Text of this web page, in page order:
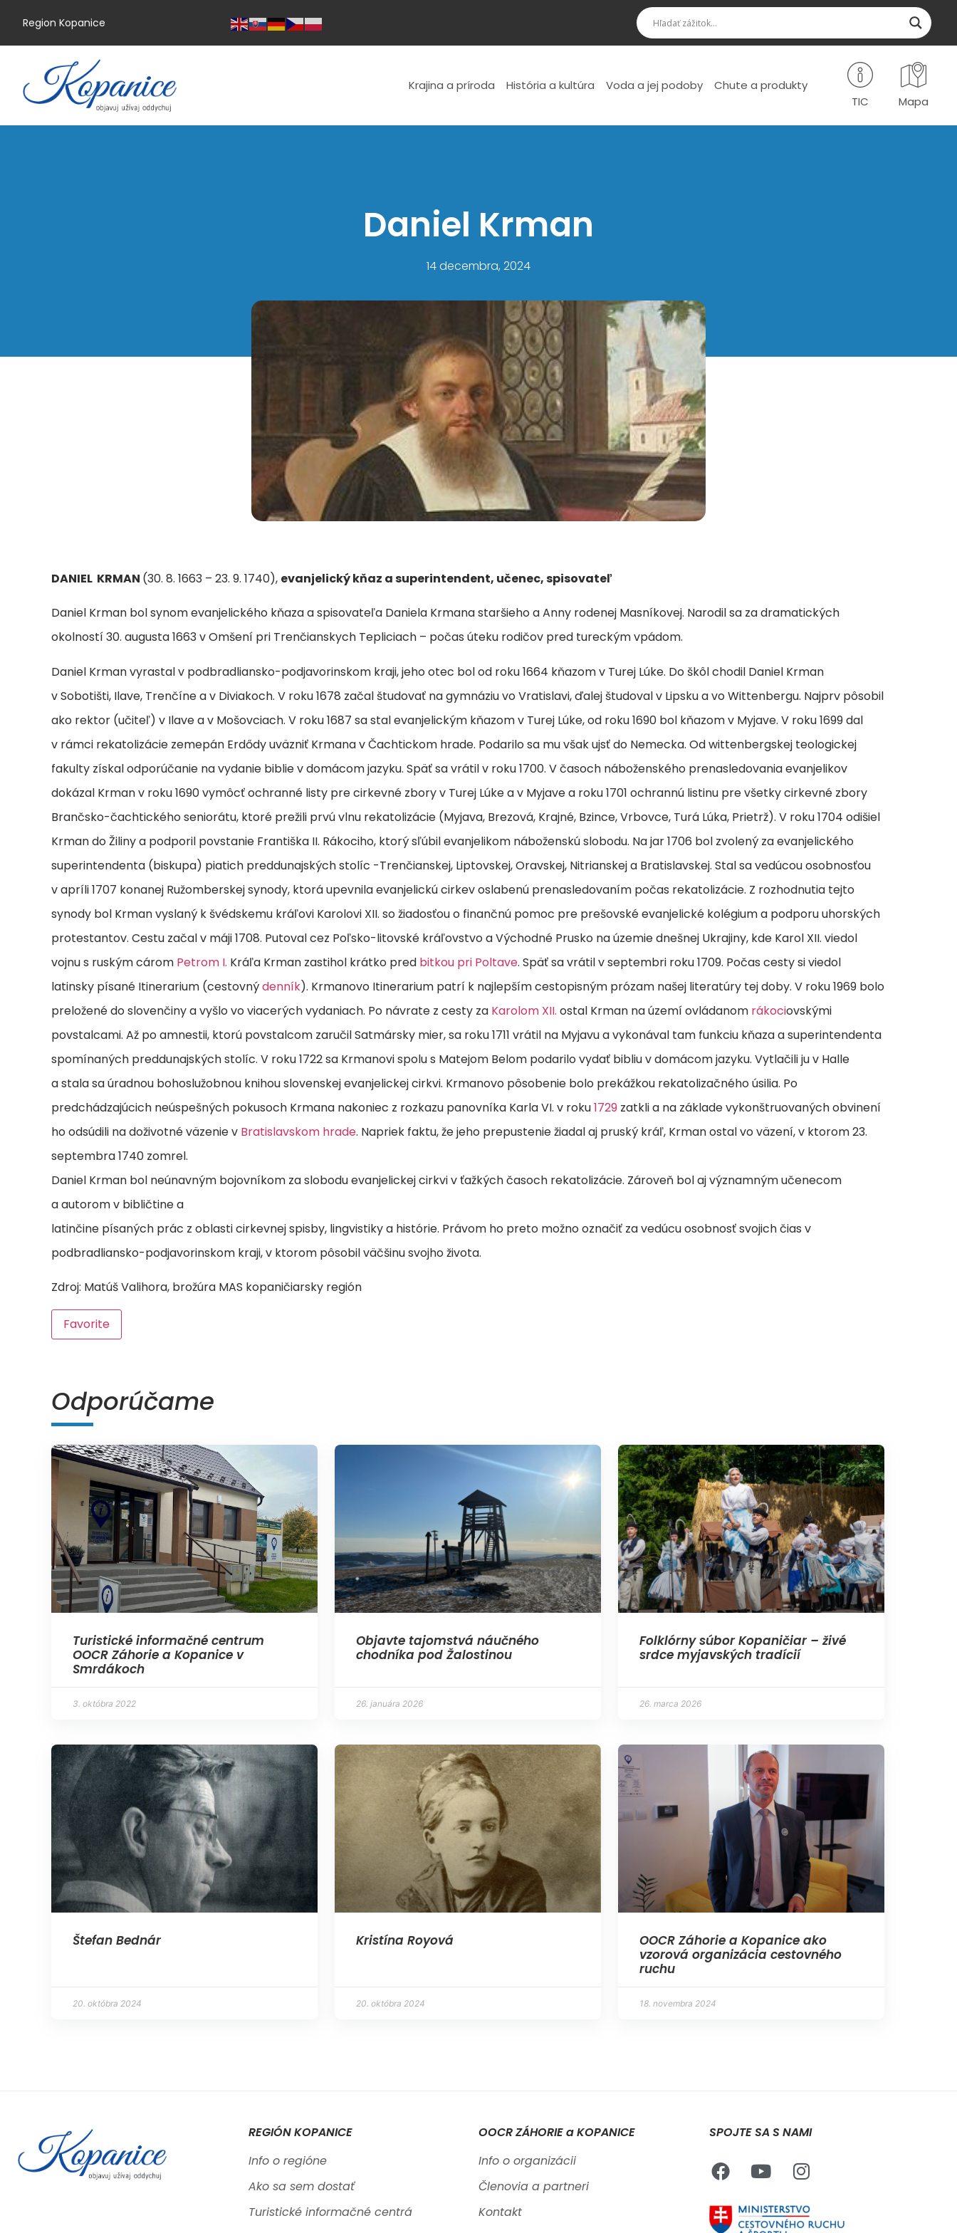
Region Kopanice
Krajina a príroda História a kultúra Voda a jej podoby
Chute a produkty
TIC
Mapa
Daniel Krman
14 decembra, 2024
DANIEL KRMAN (30. 8. 1663 – 23. 9. 1740), evanjelický kňaz a superintendent, učenec, spisovateľ
Daniel Krman bol synom evanjelického kňaza a spisovateľa Daniela Krmana staršieho a Anny rodenej Masníkovej. Narodil sa za dramatických
okolností 30. augusta 1663 v Omšení pri Trenčianskych Tepliciach – počas úteku rodičov pred tureckým vpádom.
Daniel Krman vyrastal v podbradliansko-podjavorinskom kraji, jeho otec bol od roku 1664 kňazom v Turej Lúke. Do škôl chodil Daniel Krman
v Sobotišti, Ilave, Trenčíne a v Diviakoch. V roku 1678 začal študovať na gymnáziu vo Vratislavi, ďalej študoval v Lipsku a vo Wittenbergu. Najprv pôsobil
ako rektor (učiteľ) v Ilave a v Mošovciach. V roku 1687 sa stal evanjelickým kňazom v Turej Lúke, od roku 1690 bol kňazom v Myjave. V roku 1699 dal
v rámci rekatolizácie zemepán Erdődy uväzniť Krmana v Čachtickom hrade. Podarilo sa mu však ujsť do Nemecka. Od wittenbergskej teologickej
fakulty získal odporúčanie na vydanie biblie v domácom jazyku. Späť sa vrátil v roku 1700. V časoch náboženského prenasledovania evanjelikov
dokázal Krman v roku 1690 vymôcť ochranné listy pre cirkevné zbory v Turej Lúke a v Myjave a roku 1701 ochrannú listinu pre všetky cirkevné zbory
Brančsko-čachtického seniorátu, ktoré prežili prvú vlnu rekatolizácie (Myjava, Brezová, Krajné, Bzince, Vrbovce, Turá Lúka, Prietrž). V roku 1704 odišiel
Krman do Žiliny a podporil povstanie Františka II. Rákociho, ktorý sľúbil evanjelikom náboženskú slobodu. Na jar 1706 bol zvolený za evanjelického
superintendenta (biskupa) piatich preddunajských stolíc -Trenčianskej, Liptovskej, Oravskej, Nitrianskej a Bratislavskej. Stal sa vedúcou osobnosťou
v apríli 1707 konanej Ružomberskej synody, ktorá upevnila evanjelickú cirkev oslabenú prenasledovaním počas rekatolizácie. Z rozhodnutia tejto
synody bol Krman vyslaný k švédskemu kráľovi Karolovi XII. so žiadosťou o finančnú pomoc pre prešovské evanjelické kolégium a podporu uhorských
protestantov. Cestu začal v máji 1708. Putoval cez Poľsko-litovské kráľovstvo a Východné Prusko na územie dnešnej Ukrajiny, kde Karol XII. viedol
vojnu s ruským cárom Petrom I. Kráľa Krman zastihol krátko pred bitkou pri Poltave. Späť sa vrátil v septembri roku 1709. Počas cesty si viedol
latinsky písané Itinerarium (cestovnýdenník). Krmanovo Itinerarium patrí k najlepším cestopisným prózam našej literatúry tej doby. V roku 1969 bolo
preložené do slovenčiny a vyšlo vo viacerých vydaniach. Po návrate z cesty za Karolom XII. ostal Krman na území ovládanom rákociovskými
povstalcami. Až po amnestii, ktorú povstalcom zaručil Satmársky mier, sa roku 1711 vrátil na Myjavu a vykonával tam funkciu kňaza a superintendenta
spomínaných preddunajských stolíc. V roku 1722 sa Krmanovi spolu s Matejom Belom podarilo vydať bibliu v domácom jazyku. Vytlačili ju v Halle
a stala sa úradnou bohoslužobnou knihou slovenskej evanjelickej cirkvi. Krmanovo pôsobenie bolo prekážkou rekatolizačného úsilia. Po
predchádzajúcich neúspešných pokusoch Krmana nakoniec z rozkazu panovníka Karla VI. v roku1729 zatkli a na základe vykonštruovaných obvinení
ho odsúdili na doživotné väzenie v Bratislavskom hrade. Napriek faktu, že jeho prepustenie žiadal aj pruský kráľ, Krman ostal vo väzení, v ktorom 23.
septembra 1740 zomrel.
Daniel Krman bol neúnavným bojovníkom za slobodu evanjelickej cirkvi v ťažkých časoch rekatolizácie. Zároveň bol aj významným učenecom
a autorom v bibličtine a
latinčine písaných prác z oblasti cirkevnej spisby, lingvistiky a histórie. Právom ho preto možno označiť za vedúcu osobnosť svojich čias v
podbradliansko-podjavorinskom kraji, v ktorom pôsobil väčšinu svojho života.
Zdroj: Matúš Valihora, brožúra MAS kopaničiarsky región
Favorite
Odporúčame
Turistické informačné centrum
OOCR Záhorie a Kopanice v
Smrdákoch
3. októbra 2022
Objavte tajomstvá náučného
chodníka pod Žalostinou
26. januára 2026
Folklórny súbor Kopaničiar – živé
srdce myjavských tradícií
26. marca 2026
Štefan Bednár
20. októbra 2024
Kristína Royová
20. októbra 2024
OOCR Záhorie a Kopanice ako
vzorová organizácia cestovného
ruchu
18. novembra 2024
REGIÓN KOPANICE
Info o regióne
Ako sa sem dostať
Turistické informačné centrá
OOCR ZÁHORIE a KOPANICE
Info o organizácii
Členovia a partneri
Kontakt
SPOJTE SA S NAMI